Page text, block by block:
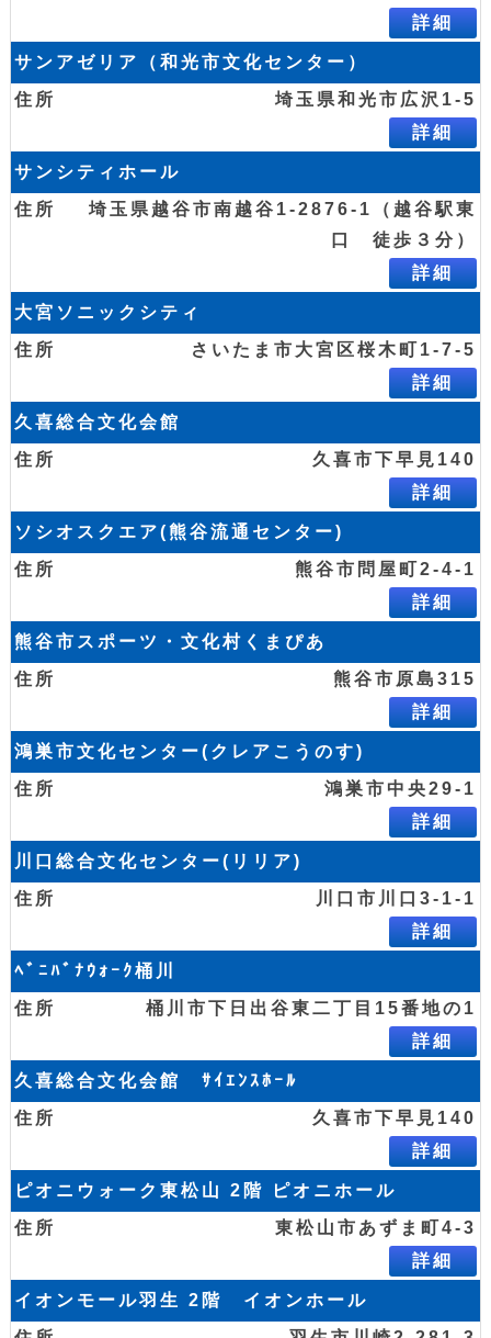
詳細
サンアゼリア（和光市文化センター）
埼玉県和光市広沢1-5
詳細
サンシティホール
埼玉県越谷市南越谷1-2876-1（越谷駅東
口 徒歩３分）
詳細
大宮ソニックシティ
さいたま市大宮区桜木町1-7-5
詳細
久喜総合文化会館
久喜市下早見140
詳細
ソシオスクエア(熊谷流通センター)
熊谷市問屋町2-4-1
詳細
熊谷市スポーツ・文化村くまぴあ
熊谷市原島315
詳細
鴻巣市文化センター(クレアこうのす)
鴻巣市中央29-1
詳細
川口総合文化センター(リリア)
川口市川口3-1-1
詳細
ﾍﾞﾆﾊﾞﾅｳｫｰｸ桶川
桶川市下日出谷東二丁目15番地の1
詳細
久喜総合文化会館 ｻｲｴﾝｽﾎｰﾙ
久喜市下早見140
詳細
ピオニウォーク東松山 2階 ピオニホール
東松山市あずま町4-3
詳細
イオンモール羽生 2階 イオンホール